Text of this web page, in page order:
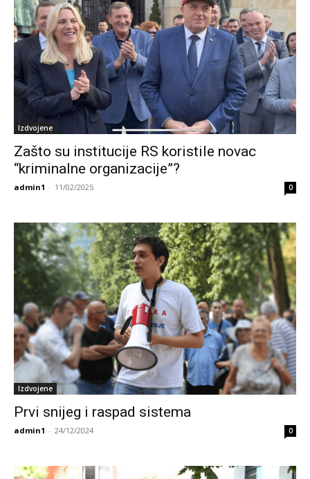
Izdvojene
Zašto su institucije RS koristile novac
“kriminalne organizacije”?
admin1 - 11/02/2025 0
Izdvojene
Prvi snijeg i raspad sistema
admin1 - 24/12/2024 0